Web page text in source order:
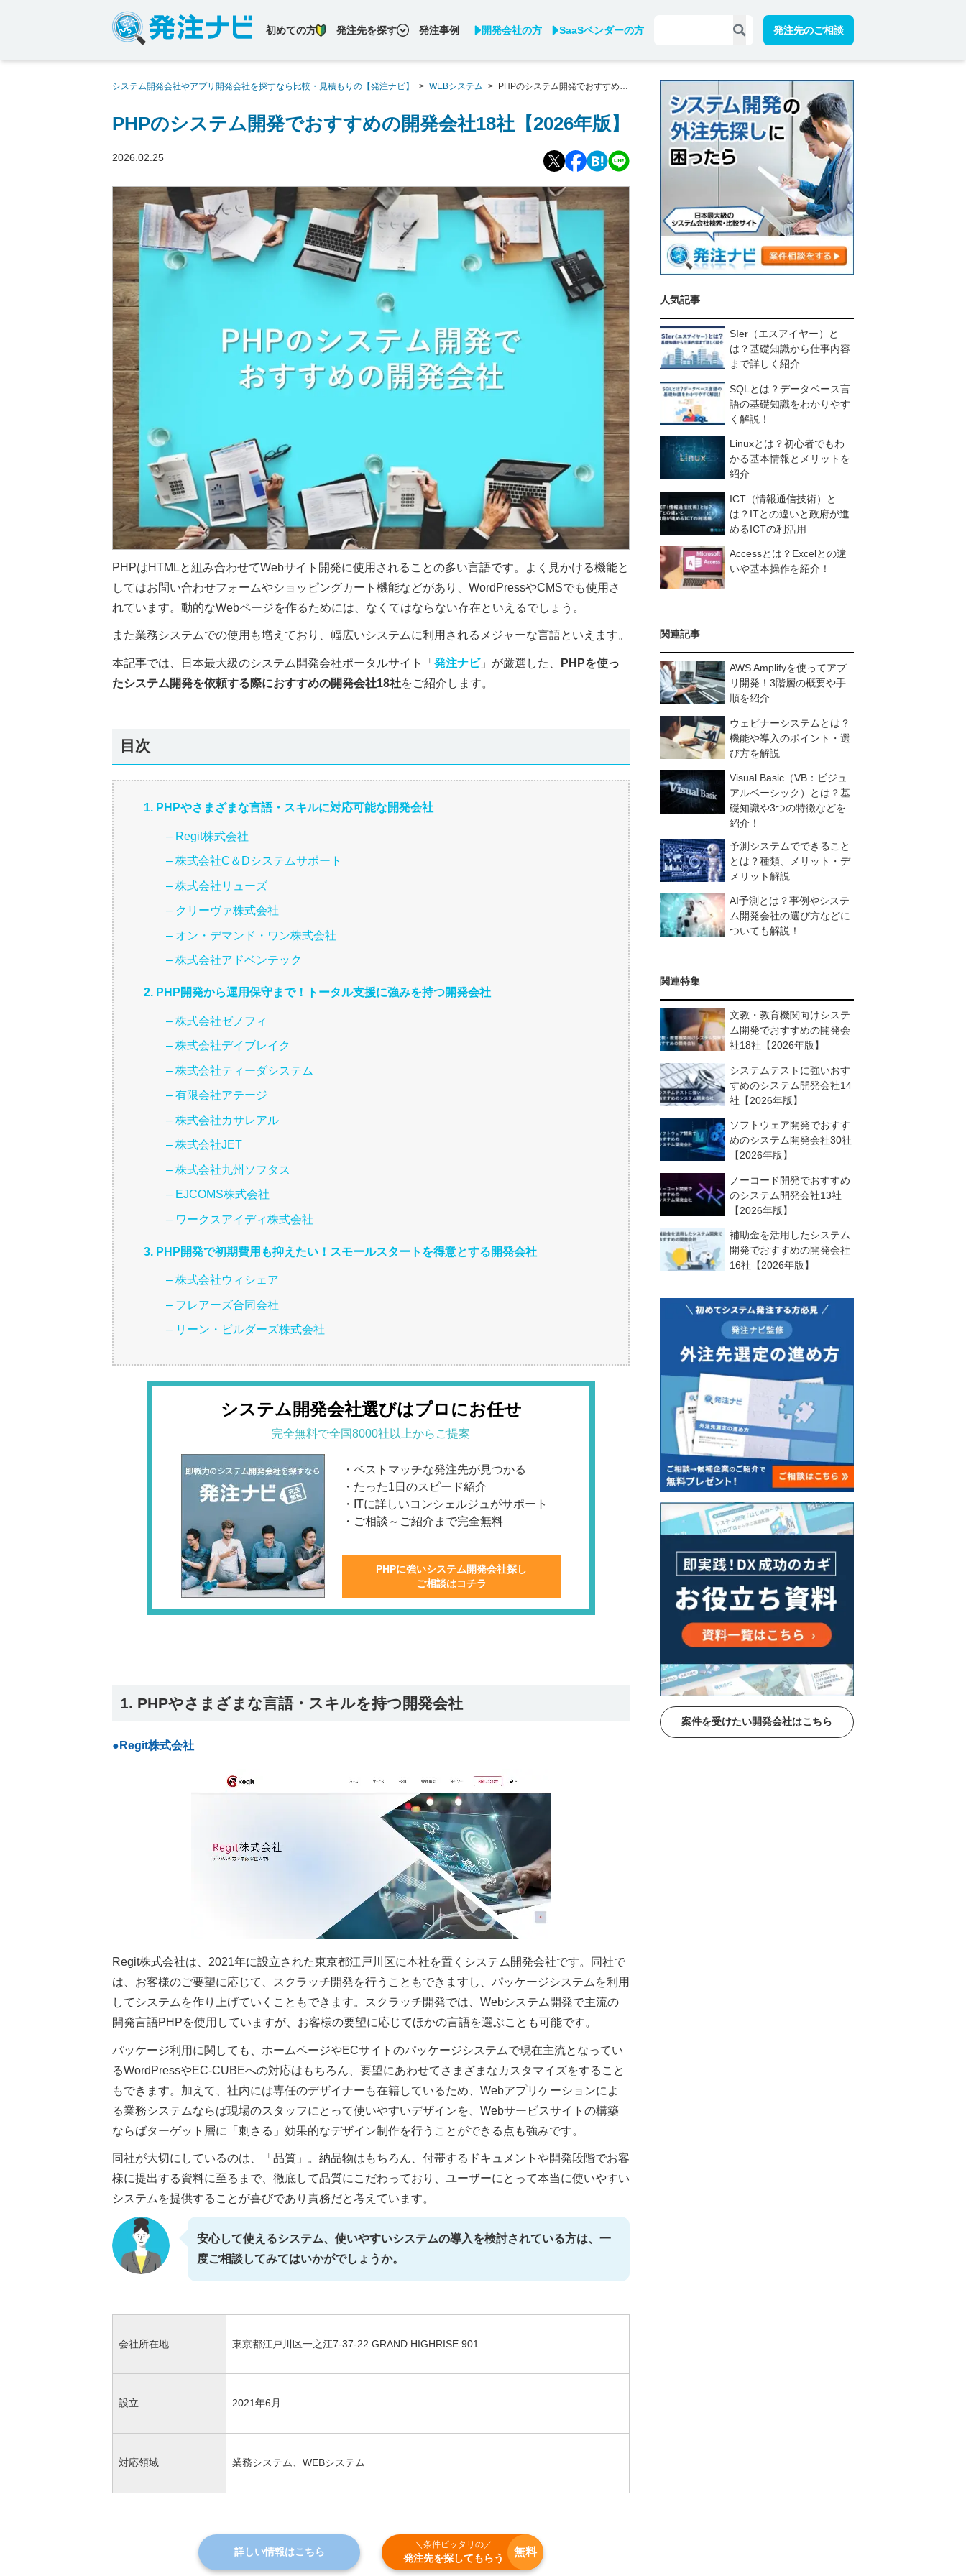
初めての方 発注先を探す 発注事例 開発会社の方 SaaSベンダーの方 発注先のご相談
システム開発会社やアプリ開発会社を探すなら比較・見積もりの【発注ナビ】 > WEBシステム >
PHPのシステム開発でおすすめの
PHPのシステム開発でおすすめの開発会社18社【2026年版】
2026.02.25
PHPはHTMLと組み合わせてWebサイト開発に使用されることの多い言語です。よく見かける機能と
してはお問い合わせフォームやショッピングカート機能などがあり、WordPressやCMSでも使用さ
れています。動的なWebページを作るためには、なくてはならない存在といえるでしょう。
また業務システムでの使用も増えており、幅広いシステムに利用されるメジャーな言語といえます。
本記事では、日本最大級のシステム開発会社ポータルサイト「 発注ナビ」が厳選した、
PHPを使っ
たシステム開発を依頼する際におすすめの開発会社18社をご紹介します。
目次
1. PHPやさまざまな言語・スキルに対応可能な開発会社
– Regit株式会社
– 株式会社C＆Dシステムサポート
– 株式会社リューズ
– クリーヴァ株式会社
– オン・デマンド・ワン株式会社
– 株式会社アドベンテック
2. PHP開発から運用保守まで！トータル支援に強みを持つ開発会社
– 株式会社ゼノフィ
– 株式会社デイブレイク
– 株式会社ティーダシステム
– 有限会社アテージ
– 株式会社カサレアル
– 株式会社JET
– 株式会社九州ソフタス
– EJCOMS株式会社
– ワークスアイディ株式会社
3. PHP開発で初期費用も抑えたい！スモールスタートを得意とする開発会社
– 株式会社ウィシェア
– フレアーズ合同会社
– リーン・ビルダーズ株式会社
システム開発会社選びはプロにお任せ
完全無料で全国8000社以上からご提案
・ベストマッチな発注先が見つかる
・たった1日のスピード紹介
・ITに詳しいコンシェルジュがサポート
・ご相談～ご紹介まで完全無料
PHPに強いシステム開発会社探し
ご相談はコチラ
1. PHPやさまざまな言語・スキルを持つ開発会社
●Regit株式会社
Regit株式会社は、2021年に設立された東京都江戸川区に本社を置くシステム開発会社です。同社で
は、お客様のご要望に応じて、スクラッチ開発を行うこともできますし、パッケージシステムを利用
してシステムを作り上げていくこともできます。スクラッチ開発では、Webシステム開発で主流の
開発言語PHPを使用していますが、お客様の要望に応じてほかの言語を選ぶことも可能です。
パッケージ利用に関しても、ホームページやECサイトのパッケージシステムで現在主流となってい
るWordPressやEC-CUBEへの対応はもちろん、要望にあわせてさまざまなカスタマイズをすること
もできます。加えて、社内には専任のデザイナーも在籍しているため、Webアプリケーションによ
る業務システムならば現場のスタッフにとって使いやすいデザインを、Webサービスサイトの構築
ならばターゲット層に「刺さる」効果的なデザイン制作を行うことができる点も強みです。
同社が大切にしているのは、「品質」。納品物はもちろん、付帯するドキュメントや開発段階でお客
様に提出する資料に至るまで、徹底して品質にこだわっており、ユーザーにとって本当に使いやすい
システムを提供することが喜びであり責務だと考えています。
安心して使えるシステム、使いやすいシステムの導入を検討されている方は、一
度ご相談してみてはいかがでしょうか。
会社所在地 東京都江戸川区一之江7-37-22 GRAND HIGHRISE 901
設立 2021年6月
対応領域 業務システム、WEBシステム
詳しい情報はこちら
＼条件ピッタリの／
発注先を探してもらう
無料
人気記事
SIer（エスアイヤー）と
は？基礎知識から仕事内容
まで詳しく紹介
SQLとは？データベース言
語の基礎知識をわかりやす
く解説！
Linuxとは？初心者でもわ
かる基本情報とメリットを
紹介
ICT（情報通信技術）と
は？ITとの違いと政府が進
めるICTの利活用
Accessとは？Excelとの違
いや基本操作を紹介！
関連記事
AWS Amplifyを使ってアプ
リ開発！3階層の概要や手
順を紹介
ウェビナーシステムとは？
機能や導入のポイント・選
び方を解説
Visual Basic（VB：ビジュ
アルベーシック）とは？基
礎知識や3つの特徴などを
紹介！
予測システムでできること
とは？種類、メリット・デ
メリット解説
AI予測とは？事例やシステ
ム開発会社の選び方などに
ついても解説！
関連特集
文教・教育機関向けシステ
ム開発でおすすめの開発会
社18社【2026年版】
システムテストに強いおす
すめのシステム開発会社14
社【2026年版】
ソフトウェア開発でおすす
めのシステム開発会社30社
【2026年版】
ノーコード開発でおすすめ
のシステム開発会社13社
【2026年版】
補助金を活用したシステム
開発でおすすめの開発会社
16社【2026年版】
案件を受けたい開発会社はこちら